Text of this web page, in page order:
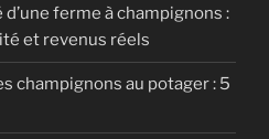
ferme à champignons :
et revenus réels
champignons au potager : 5